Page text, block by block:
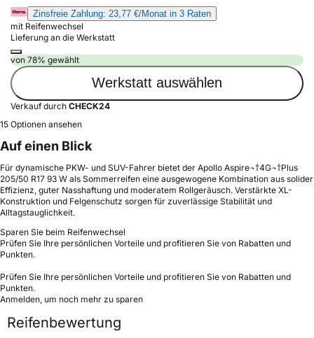
Zinsfreie Zahlung: 23,77 €/Monat in 3 Raten
mit Reifenwechsel
Lieferung an die Werkstatt
von 78% gewählt
Werkstatt auswählen
Verkauf durch CHECK24
15 Optionen ansehen
Auf einen Blick
Für dynamische PKW- und SUV-Fahrer bietet der Apollo Aspire¬†4G¬†Plus
205/50 R17 93 W als Sommerreifen eine ausgewogene Kombination aus solider
Effizienz, guter Nasshaftung und moderatem Rollgeräusch. Verstärkte XL-
Konstruktion und Felgenschutz sorgen für zuverlässige Stabilität und
Alltagstauglichkeit.
Sparen Sie beim Reifenwechsel
Prüfen Sie Ihre persönlichen Vorteile und profitieren Sie von Rabatten und
Punkten.
Prüfen Sie Ihre persönlichen Vorteile und profitieren Sie von Rabatten und
Punkten.
Anmelden, um noch mehr zu sparen
Reifenbewertung